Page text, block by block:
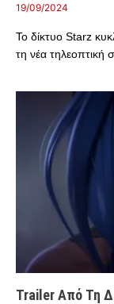
19/09/2024
Το δίκτυο Starz
τη νέα τηλεοπτική
Trailer Από Τη